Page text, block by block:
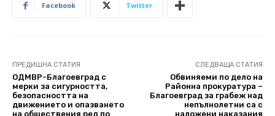
Facebook Twitter
ПРЕДИШНА СТАТИЯ
ОДМВР-Благоевград с
мерки за сигурността,
безопасността на
движението и опазването
на обществения ред по
СЛЕДВАЩА СТАТИЯ
Обвиняеми по дело на
Районна прокуратура –
Благоевград за грабеж над
непълнолетни са с
наложени наказания